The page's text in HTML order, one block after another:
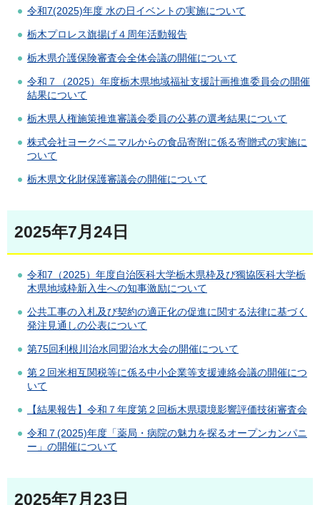
令和7(2025)年度 水の日イベントの実施について
栃木プロレス旗揚げ４周年活動報告
栃木県介護保険審査会全体会議の開催について
令和７（2025）年度栃木県地域福祉支援計画推進委員会の開催
結果について
栃木県人権施策推進審議会委員の公募の選考結果について
株式会社ヨークベニマルからの食品寄附に係る寄贈式の実施に
ついて
栃木県文化財保護審議会の開催について
2025年7月24日
令和7（2025）年度自治医科大学栃木県枠及び獨協医科大学栃
木県地域枠新入生への知事激励について
公共工事の入札及び契約の適正化の促進に関する法律に基づく
発注見通しの公表について
第75回利根川治水同盟治水大会の開催について
第２回米相互関税等に係る中小企業等支援連絡会議の開催につ
いて
【結果報告】令和７年度第２回栃木県環境影響評価技術審査会
令和７(2025)年度「薬局・病院の魅力を探るオープンカンパニ
ー」の開催について
2025年7月23日